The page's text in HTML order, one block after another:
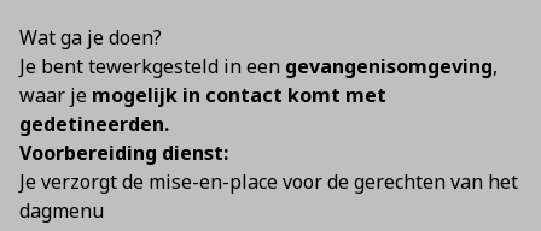
Wat ga je doen?
Je bent tewerkgesteld in een gevangenisomgeving,
waar je mogelijk in contact komt met
gedetineerden.
Voorbereiding dienst:
Je verzorgt de mise-en-place voor de gerechten van het
dagmenu